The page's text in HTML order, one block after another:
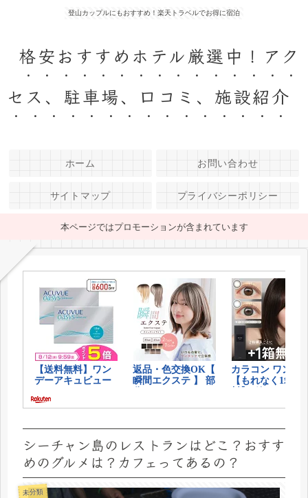
登山カップルにもおすすめ！楽天トラベルでお得に宿泊
格安おすすめホテル厳選中！アク
セス、駐車場、口コミ、施設紹介
ホーム お問い合わせ
サイトマップ プライバシーポリシー
本ページではプロモーションが含まれています
シーチャン島のレストランはどこ？おすす
めのグルメは？カフェってあるの？
未分類